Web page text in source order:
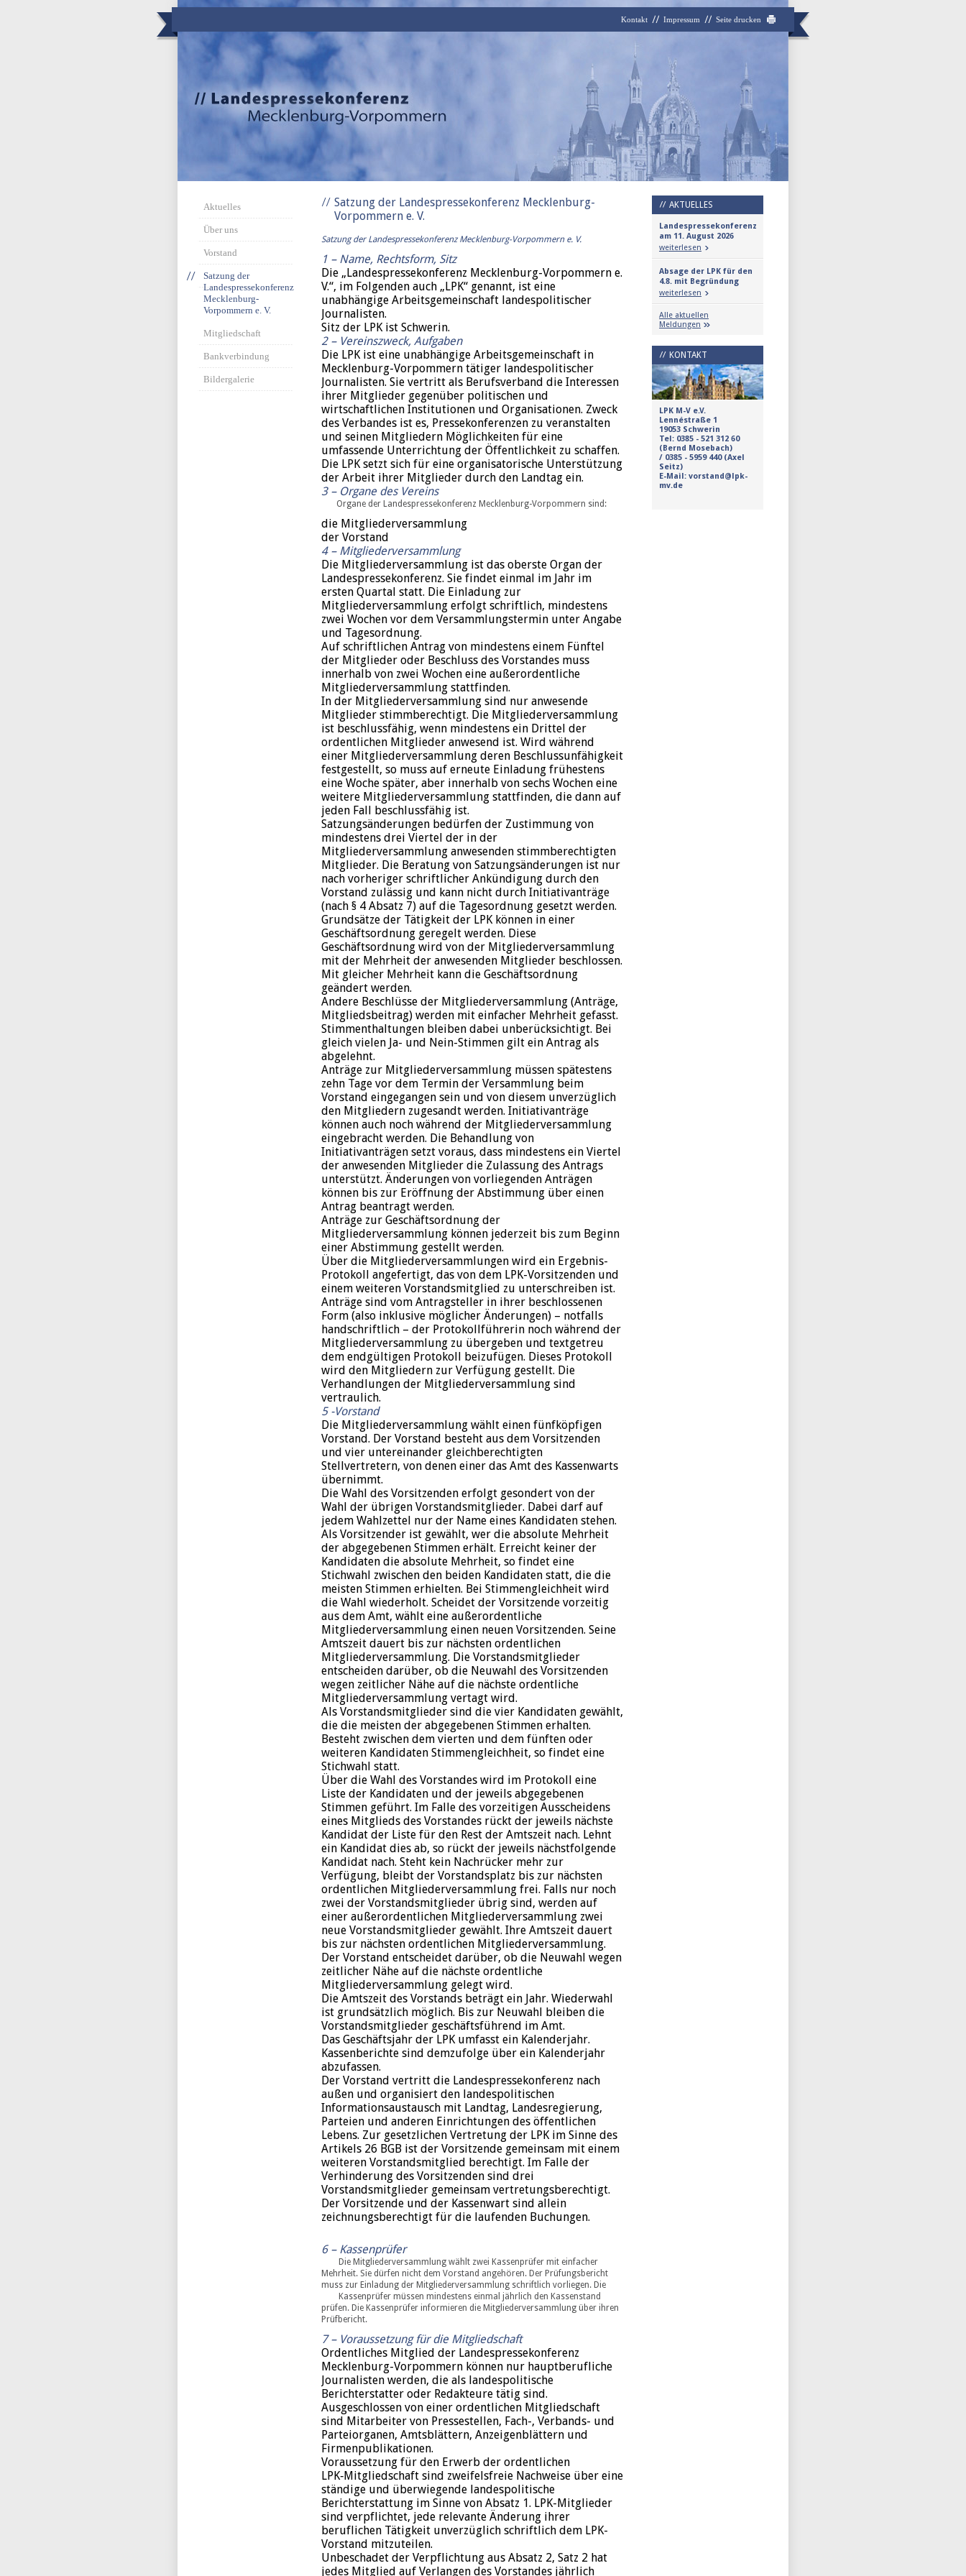
Kontakt Impressum Seite drucken
Aktuelles
Über uns
Vorstand
Satzung der
Landespressekonferenz
Mecklenburg-
Vorpommern e. V.
Mitgliedschaft
Bankverbindung
Bildergalerie
Satzung der Landespressekonferenz Mecklenburg-
Vorpommern e. V.
Satzungder Landespressekonferenz Mecklenburg-Vorpommern e. V.
1 – Name, Rechtsform, Sitz
Die „Landespressekonferenz Mecklenburg-Vorpommern e.
V.“, im Folgenden auch „LPK“ genannt, ist eine
unabhängige Arbeitsgemeinschaft landespolitischer
Journalisten.
Sitz der LPK ist Schwerin.
2 – Vereinszweck, Aufgaben
Die LPK ist eine unabhängige Arbeitsgemeinschaft in
Mecklenburg-Vorpommern tätiger landespolitischer
Journalisten. Sie vertritt als Berufsverband die Interessen
ihrer Mitglieder gegenüber politischen und
wirtschaftlichen Institutionen und Organisationen. Zweck
des Verbandes ist es, Pressekonferenzen zu veranstalten
und seinen Mitgliedern Möglichkeiten für eine
umfassende Unterrichtung der Öffentlichkeit zu schaffen.
Die LPK setzt sich für eine organisatorische Unterstützung
der Arbeit ihrer Mitglieder durch den Landtag ein.
3 – Organe des Vereins
Organe der Landespressekonferenz Mecklenburg-Vorpommern sind:
die Mitgliederversammlung
der Vorstand
4 – Mitgliederversammlung
Die Mitgliederversammlung ist das oberste Organ der
Landespressekonferenz. Sie findet einmal im Jahr im
ersten Quartal statt. Die Einladung zur
Mitgliederversammlung erfolgt schriftlich, mindestens
zwei Wochen vor dem Versammlungstermin unter Angabe
und Tagesordnung.
Auf schriftlichen Antrag von mindestens einem Fünftel
der Mitglieder oder Beschluss des Vorstandes muss
innerhalb von zwei Wochen eine außerordentliche
Mitgliederversammlung stattfinden.
In der Mitgliederversammlung sind nur anwesende
Mitglieder stimmberechtigt. Die Mitgliederversammlung
ist beschlussfähig, wenn mindestens ein Drittel der
ordentlichen Mitglieder anwesend ist. Wird während
einer Mitgliederversammlung deren Beschlussunfähigkeit
festgestellt, so muss auf erneute Einladung frühestens
eine Woche später, aber innerhalb von sechs Wochen eine
weitere Mitgliederversammlung stattfinden, die dann auf
jeden Fall beschlussfähig ist.
Satzungsänderungen bedürfen der Zustimmung von
mindestens drei Viertel der in der
Mitgliederversammlung anwesenden stimmberechtigten
Mitglieder. Die Beratung von Satzungsänderungen ist nur
nach vorheriger schriftlicher Ankündigung durch den
Vorstand zulässig und kann nicht durch Initiativanträge
(nach § 4 Absatz 7) auf die Tagesordnung gesetzt werden.
Grundsätze der Tätigkeit der LPK können in einer
Geschäftsordnung geregelt werden. Diese
Geschäftsordnung wird von der Mitgliederversammlung
mit der Mehrheit der anwesenden Mitglieder beschlossen.
Mit gleicher Mehrheit kann die Geschäftsordnung
geändert werden.
Andere Beschlüsse der Mitgliederversammlung (Anträge,
Mitgliedsbeitrag) werden mit einfacher Mehrheit gefasst.
Stimmenthaltungen bleiben dabei unberücksichtigt. Bei
gleich vielen Ja- und Nein-Stimmen gilt ein Antrag als
abgelehnt.
Anträge zur Mitgliederversammlung müssen spätestens
zehn Tage vor dem Termin der Versammlung beim
Vorstand eingegangen sein und von diesem unverzüglich
den Mitgliedern zugesandt werden. Initiativanträge
können auch noch während der Mitgliederversammlung
eingebracht werden. Die Behandlung von
Initiativanträgen setzt voraus, dass mindestens ein Viertel
der anwesenden Mitglieder die Zulassung des Antrags
unterstützt. Änderungen von vorliegenden Anträgen
können bis zur Eröffnung der Abstimmung über einen
Antrag beantragt werden.
Anträge zur Geschäftsordnung der
Mitgliederversammlung können jederzeit bis zum Beginn
einer Abstimmung gestellt werden.
Über die Mitgliederversammlungen wird ein Ergebnis-
Protokoll angefertigt, das von dem LPK-Vorsitzenden und
einem weiteren Vorstandsmitglied zu unterschreiben ist.
Anträge sind vom Antragsteller in ihrer beschlossenen
Form (also inklusive möglicher Änderungen) – notfalls
handschriftlich – der Protokollführerin noch während der
Mitgliederversammlung zu übergeben und textgetreu
dem endgültigen Protokoll beizufügen. Dieses Protokoll
wird den Mitgliedern zur Verfügung gestellt. Die
Verhandlungen der Mitgliederversammlung sind
vertraulich.
5 -Vorstand
Die Mitgliederversammlung wählt einen fünfköpfigen
Vorstand. Der Vorstand besteht aus dem Vorsitzenden
und vier untereinander gleichberechtigten
Stellvertretern, von denen einer das Amt des Kassenwarts
übernimmt.
Die Wahl des Vorsitzenden erfolgt gesondert von der
Wahl der übrigen Vorstandsmitglieder. Dabei darf auf
jedem Wahlzettel nur der Name eines Kandidaten stehen.
Als Vorsitzender ist gewählt, wer die absolute Mehrheit
der abgegebenen Stimmen erhält. Erreicht keiner der
Kandidaten die absolute Mehrheit, so findet eine
Stichwahl zwischen den beiden Kandidaten statt, die die
meisten Stimmen erhielten. Bei Stimmengleichheit wird
die Wahl wiederholt. Scheidet der Vorsitzende vorzeitig
aus dem Amt, wählt eine außerordentliche
Mitgliederversammlung einen neuen Vorsitzenden. Seine
Amtszeit dauert bis zur nächsten ordentlichen
Mitgliederversammlung. Die Vorstandsmitglieder
entscheiden darüber, ob die Neuwahl des Vorsitzenden
wegen zeitlicher Nähe auf die nächste ordentliche
Mitgliederversammlung vertagt wird.
Als Vorstandsmitglieder sind die vier Kandidaten gewählt,
die die meisten der abgegebenen Stimmen erhalten.
Besteht zwischen dem vierten und dem fünften oder
weiteren Kandidaten Stimmengleichheit, so findet eine
Stichwahl statt.
Über die Wahl des Vorstandes wird im Protokoll eine
Liste der Kandidaten und der jeweils abgegebenen
Stimmen geführt. Im Falle des vorzeitigen Ausscheidens
eines Mitglieds des Vorstandes rückt der jeweils nächste
Kandidat der Liste für den Rest der Amtszeit nach. Lehnt
ein Kandidat dies ab, so rückt der jeweils nächstfolgende
Kandidat nach. Steht kein Nachrücker mehr zur
Verfügung, bleibt der Vorstandsplatz bis zur nächsten
ordentlichen Mitgliederversammlung frei. Falls nur noch
zwei der Vorstandsmitglieder übrig sind, werden auf
einer außerordentlichen Mitgliederversammlung zwei
neue Vorstandsmitglieder gewählt. Ihre Amtszeit dauert
bis zur nächsten ordentlichen Mitgliederversammlung.
Der Vorstand entscheidet darüber, ob die Neuwahl wegen
zeitlicher Nähe auf die nächste ordentliche
Mitgliederversammlung gelegt wird.
Die Amtszeit des Vorstands beträgt ein Jahr. Wiederwahl
ist grundsätzlich möglich. Bis zur Neuwahl bleiben die
Vorstandsmitglieder geschäftsführend im Amt.
Das Geschäftsjahr der LPK umfasst ein Kalenderjahr.
Kassenberichte sind demzufolge über ein Kalenderjahr
abzufassen.
Der Vorstand vertritt die Landespressekonferenz nach
außen und organisiert den landespolitischen
Informationsaustausch mit Landtag, Landesregierung,
Parteien und anderen Einrichtungen des öffentlichen
Lebens. Zur gesetzlichen Vertretung der LPK im Sinne des
Artikels 26 BGB ist der Vorsitzende gemeinsam mit einem
weiteren Vorstandsmitglied berechtigt. Im Falle der
Verhinderung des Vorsitzenden sind drei
Vorstandsmitglieder gemeinsam vertretungsberechtigt.
Der Vorsitzende und der Kassenwart sind allein
zeichnungsberechtigt für die laufenden Buchungen.
6 – Kassenprüfer
Die Mitgliederversammlung wählt zwei Kassenprüfer mit einfacher
Mehrheit. Sie dürfen nicht dem Vorstand angehören. Der Prüfungsbericht
muss zur Einladung der Mitgliederversammlung schriftlich vorliegen. Die
Kassenprüfer müssen mindestens einmal jährlich den Kassenstand
prüfen. Die Kassenprüfer informieren die Mitgliederversammlung über ihren
Prüfbericht.
7 – Voraussetzung für die Mitgliedschaft
Ordentliches Mitglied der Landespressekonferenz
Mecklenburg-Vorpommern können nur hauptberufliche
Journalisten werden, die als landespolitische
Berichterstatter oder Redakteure tätig sind.
Ausgeschlossen von einer ordentlichen Mitgliedschaft
sind Mitarbeiter von Pressestellen, Fach-, Verbands- und
Parteiorganen, Amtsblättern, Anzeigenblättern und
Firmenpublikationen.
Voraussetzung für den Erwerb der ordentlichen
LPK‑Mitgliedschaft sind zweifelsfreie Nachweise über eine
ständige und überwiegende landespolitische
Berichterstattung im Sinne von Absatz 1. LPK-Mitglieder
sind verpflichtet, jede relevante Änderung ihrer
beruflichen Tätigkeit unverzüglich schriftlich dem LPK-
Vorstand mitzuteilen.
Unbeschadet der Verpflichtung aus Absatz 2, Satz 2 hat
jedes Mitglied auf Verlangen des Vorstandes jährlich
AKTUELLES
Landespressekonferenz
am 11. August 2026
weiterlesen
Absage der LPK für den
4.8. mit Begründung
weiterlesen
Alle aktuellen
Meldungen
KONTAKT
LPK M-V e.V.
Lennéstraße 1
19053 Schwerin
Tel: 0385 - 521 312 60
(Bernd Mosebach)
/ 0385 - 5959 440 (Axel
Seitz)
E-Mail: vorstand@lpk-
mv.de